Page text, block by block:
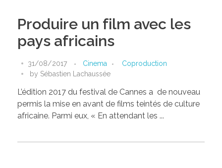
Produire un film avec les
pays africains
31/08/2017 Cinema
Coproduction
by Sébastien Lachaussée
L’édition 2017 du festival de Cannes a de nouveau
permis la mise en avant de films teintés de culture
africaine. Parmi eux, « En attendant les ...